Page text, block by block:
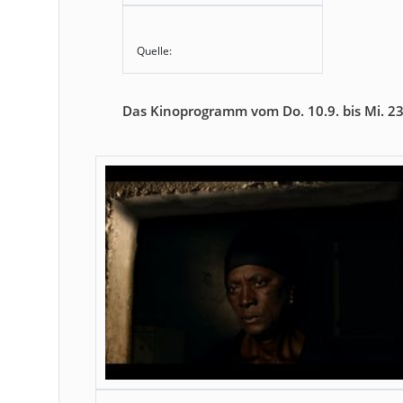
Quelle:
Das Kinoprogramm vom Do. 10.9. bis Mi.